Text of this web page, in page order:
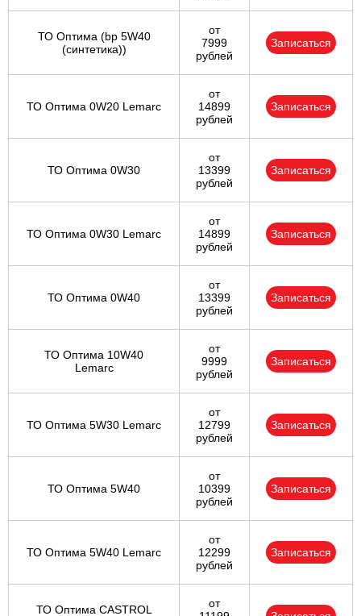
ТО Оптима (bp 5W40
(синтетика))
от
7999
рублей
Записаться
ТО Оптима 0W20 Lemarc
от
14899
рублей
Записаться
ТО Оптима 0W30
от
13399
рублей
Записаться
ТО Оптима 0W30 Lemarc
от
14899
рублей
Записаться
ТО Оптима 0W40
от
13399
рублей
Записаться
ТО Оптима 10W40
Lemarc
от
9999
рублей
Записаться
ТО Оптима 5W30 Lemarc
от
12799
рублей
Записаться
ТО Оптима 5W40
от
10399
рублей
Записаться
ТО Оптима 5W40 Lemarc
от
12299
рублей
Записаться
ТО Оптима CASTROL
от